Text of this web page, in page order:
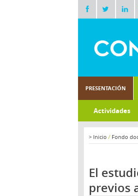
PRESENTACIÓN
Actividades
> Inicio / Fondo
El
previos